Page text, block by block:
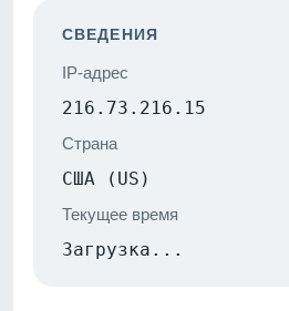
СВЕДЕНИЯ
IP-адрес
216.73.216.15
Страна
США (US)
Текущее время
Загрузка...